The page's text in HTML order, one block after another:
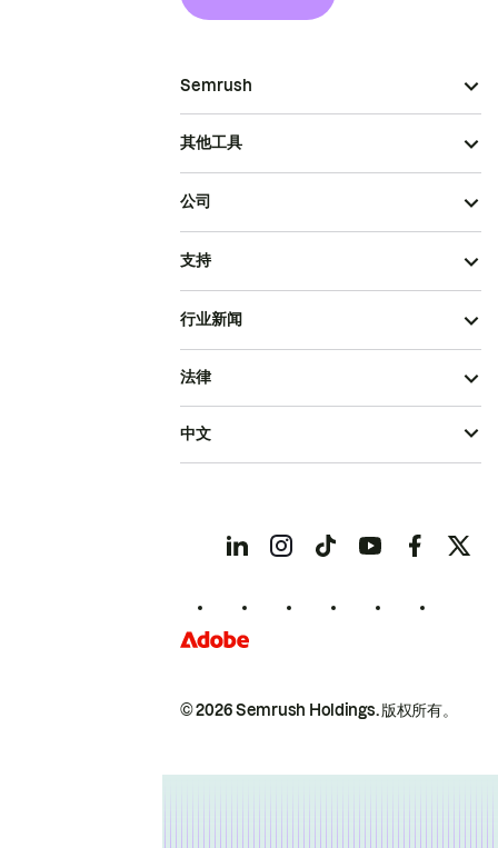
Semrush
其他工具
公司
支持
行业新闻
© 2026 Semrush Holdings.版权所有。
法律
中文